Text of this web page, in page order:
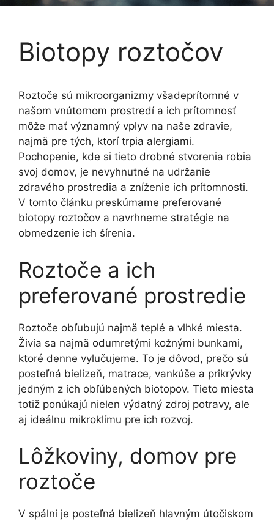
Biotopy roztočov
Roztoče sú mikroorganizmy všadeprítomné v
našom vnútornom prostredí a ich prítomnosť
môže mať významný vplyv na naše zdravie,
najmä pre tých, ktorí trpia alergiami.
Pochopenie, kde si tieto drobné stvorenia robia
svoj domov, je nevyhnutné na udržanie
zdravého prostredia a zníženie ich prítomnosti.
V tomto článku preskúmame preferované
biotopy roztočov a navrhneme stratégie na
obmedzenie ich šírenia.
Roztoče a ich
preferované prostredie
Roztoče obľubujú najmä teplé a vlhké miesta.
Živia sa najmä odumretými kožnými bunkami,
ktoré denne vylučujeme. To je dôvod, prečo sú
posteľná bielizeň, matrace, vankúše a prikrývky
jedným z ich obľúbených biotopov. Tieto miesta
totiž ponúkajú nielen výdatný zdroj potravy, ale
aj ideálnu mikroklímu pre ich rozvoj.
Lôžkoviny, domov pre
roztoče
V spálni je posteľná bielizeň hlavným útočiskom